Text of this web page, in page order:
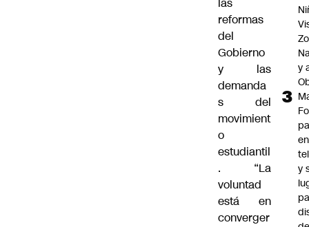
reformas
del
Gobierno
y las
demanda
s del
movimient
o
estudiantil
. “La
voluntad
está en
converger
y
en
y